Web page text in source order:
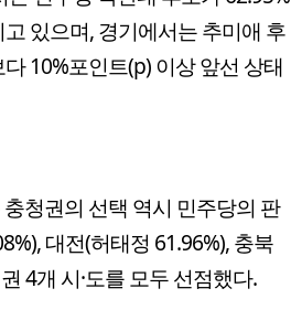
있으며, 경기에서는 추미애 후
10%포인트(p) 이상 앞선 상태
청권의 선택 역시 민주당의 판
대전(허태정 61.96%), 충북
4개 시·도를 모두 선점했다.